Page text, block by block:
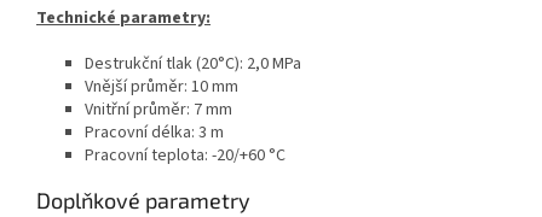
Technické parametry:
Destrukční tlak (20°C): 2,0 MPa
Vnější průměr: 10 mm
Vnitřní průměr: 7 mm
Pracovní délka: 3 m
Pracovní teplota: -20/+60 °C
Doplňkové parametry